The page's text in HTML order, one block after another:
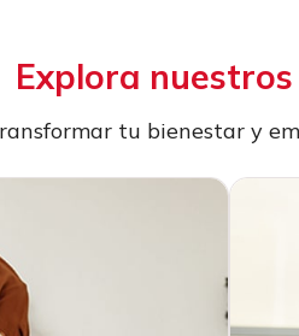
Explora
tu bienestar y